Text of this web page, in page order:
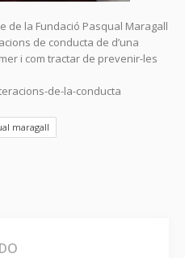
de la Fundació Pasqual Maragall
de conducta de d’una
i com tractar de prevenir-les
de-la-conducta
maragall